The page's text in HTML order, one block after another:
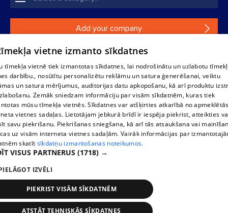
Add your company
If your company is not in our database, please fill in a
Reproduction, or distribution of 1188 database, its parts or the
information contained in the database, or parts of information in
any form is strictly prohibited. Also automatic download is
prohibited. Reproduction of any material published on the
website 1188 is strictly forbidden without the editorial license of
1188 website.
Vortal assistance service: e-mail -
ElaboratedSIA Helio Media2004-2026
vietne izmanto sīkdatnes
tīmekļa vietnē tiek izmantotas sīkdatnes, lai nodrošinātu un uzlabotu
darbību., nosūtītu personalizētu reklāmu un satura ģenerēšanai, veiktu
un satura mērījumus, auditorijas datu apkopošanu, kā arī produktu
Zemāk sniedzam informāciju par visām sīkdatnēm, kuras tiek
mūsu tīmekļa vietnēs. Sīkdatnes var atšķirties atkarībā no
vietnes sadaļas. Lietotājam jebkurā brīdī ir iespēja piekrist, atteikties
savu piekrišanu. Piekrišanas sniegšana, kā arī tās atsaukšana vai
uz visām interneta vietnes sadaļām. Vairāk informācijas par
skatīt sīkdatņu izmantošanas noteikumos.
VISUS PARTNERUS (1718) →
IZVĒLI
PIEKRIST VISĀM SĪKDATNĒM
ATSTĀT TEHNISKĀS SĪKDATNES